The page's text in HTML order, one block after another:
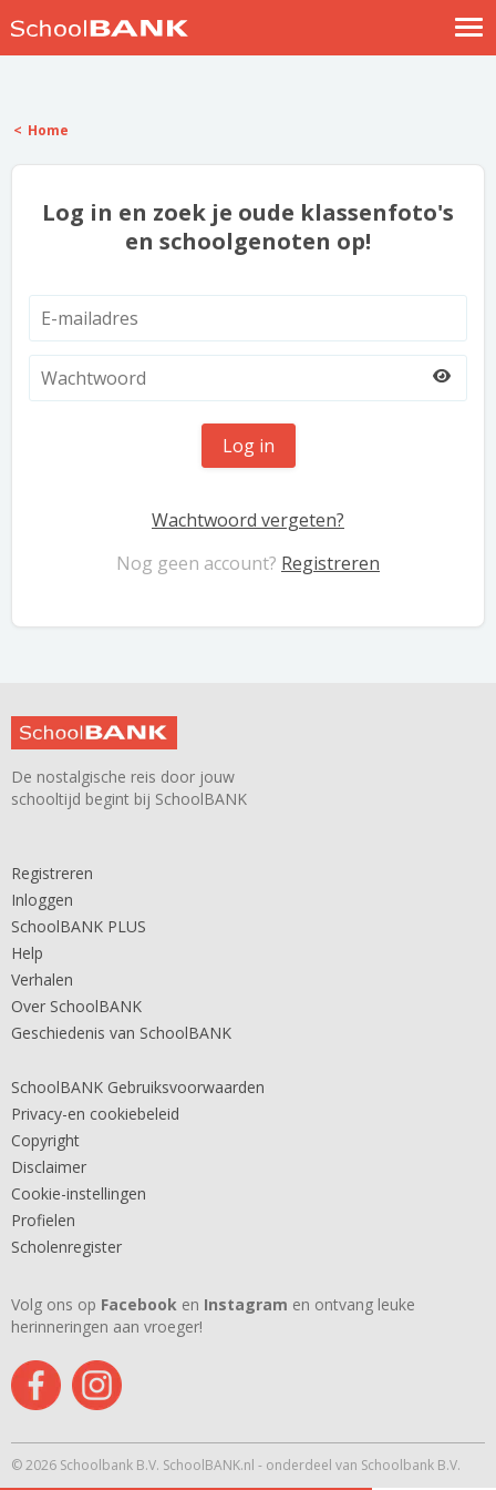
Help
Home
Log in en zoek je oude klassenfoto's
en schoolgenoten op!
Log in
Wachtwoord vergeten?
Nog geen account? Registreren
De nostalgische reis door jouw
schooltijd begint bij SchoolBANK
Registreren
Inloggen
SchoolBANK PLUS
Help
Verhalen
Over SchoolBANK
Geschiedenis van SchoolBANK
SchoolBANK Gebruiksvoorwaarden
Privacy-en cookiebeleid
Copyright
Disclaimer
Cookie-instellingen
Profielen
Scholenregister
Volg ons op Facebook en Instagram en ontvang leuke
herinneringen aan vroeger!
© 2026 Schoolbank B.V. SchoolBANK.nl - onderdeel van Schoolbank B.V.